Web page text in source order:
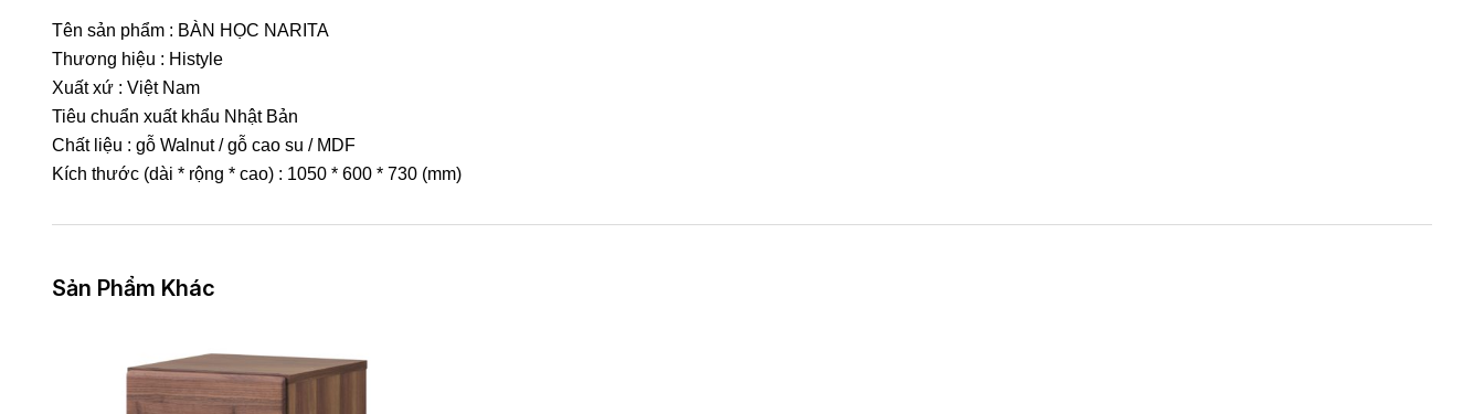
Tên sản phẩm : BÀN HỌC NARITA
Thương hiệu : Histyle
Xuất xứ : Việt Nam
Tiêu chuẩn xuất khẩu Nhật Bản
Chất liệu : gỗ Walnut / gỗ cao su / MDF
Kích thước (dài * rộng * cao) : 1050 * 600 * 730 (mm)
Sản Phẩm Khác